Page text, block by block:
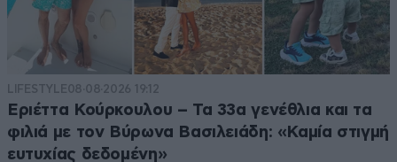
LIFESTYLE08·08·2026 19:12
Εριέττα Κούρκουλου – Τα 33α γενέθλια και τα
φιλιά με τον Βύρωνα Βασιλειάδη: «Καμία στιγμή
ευτυχίας δεδομένη»